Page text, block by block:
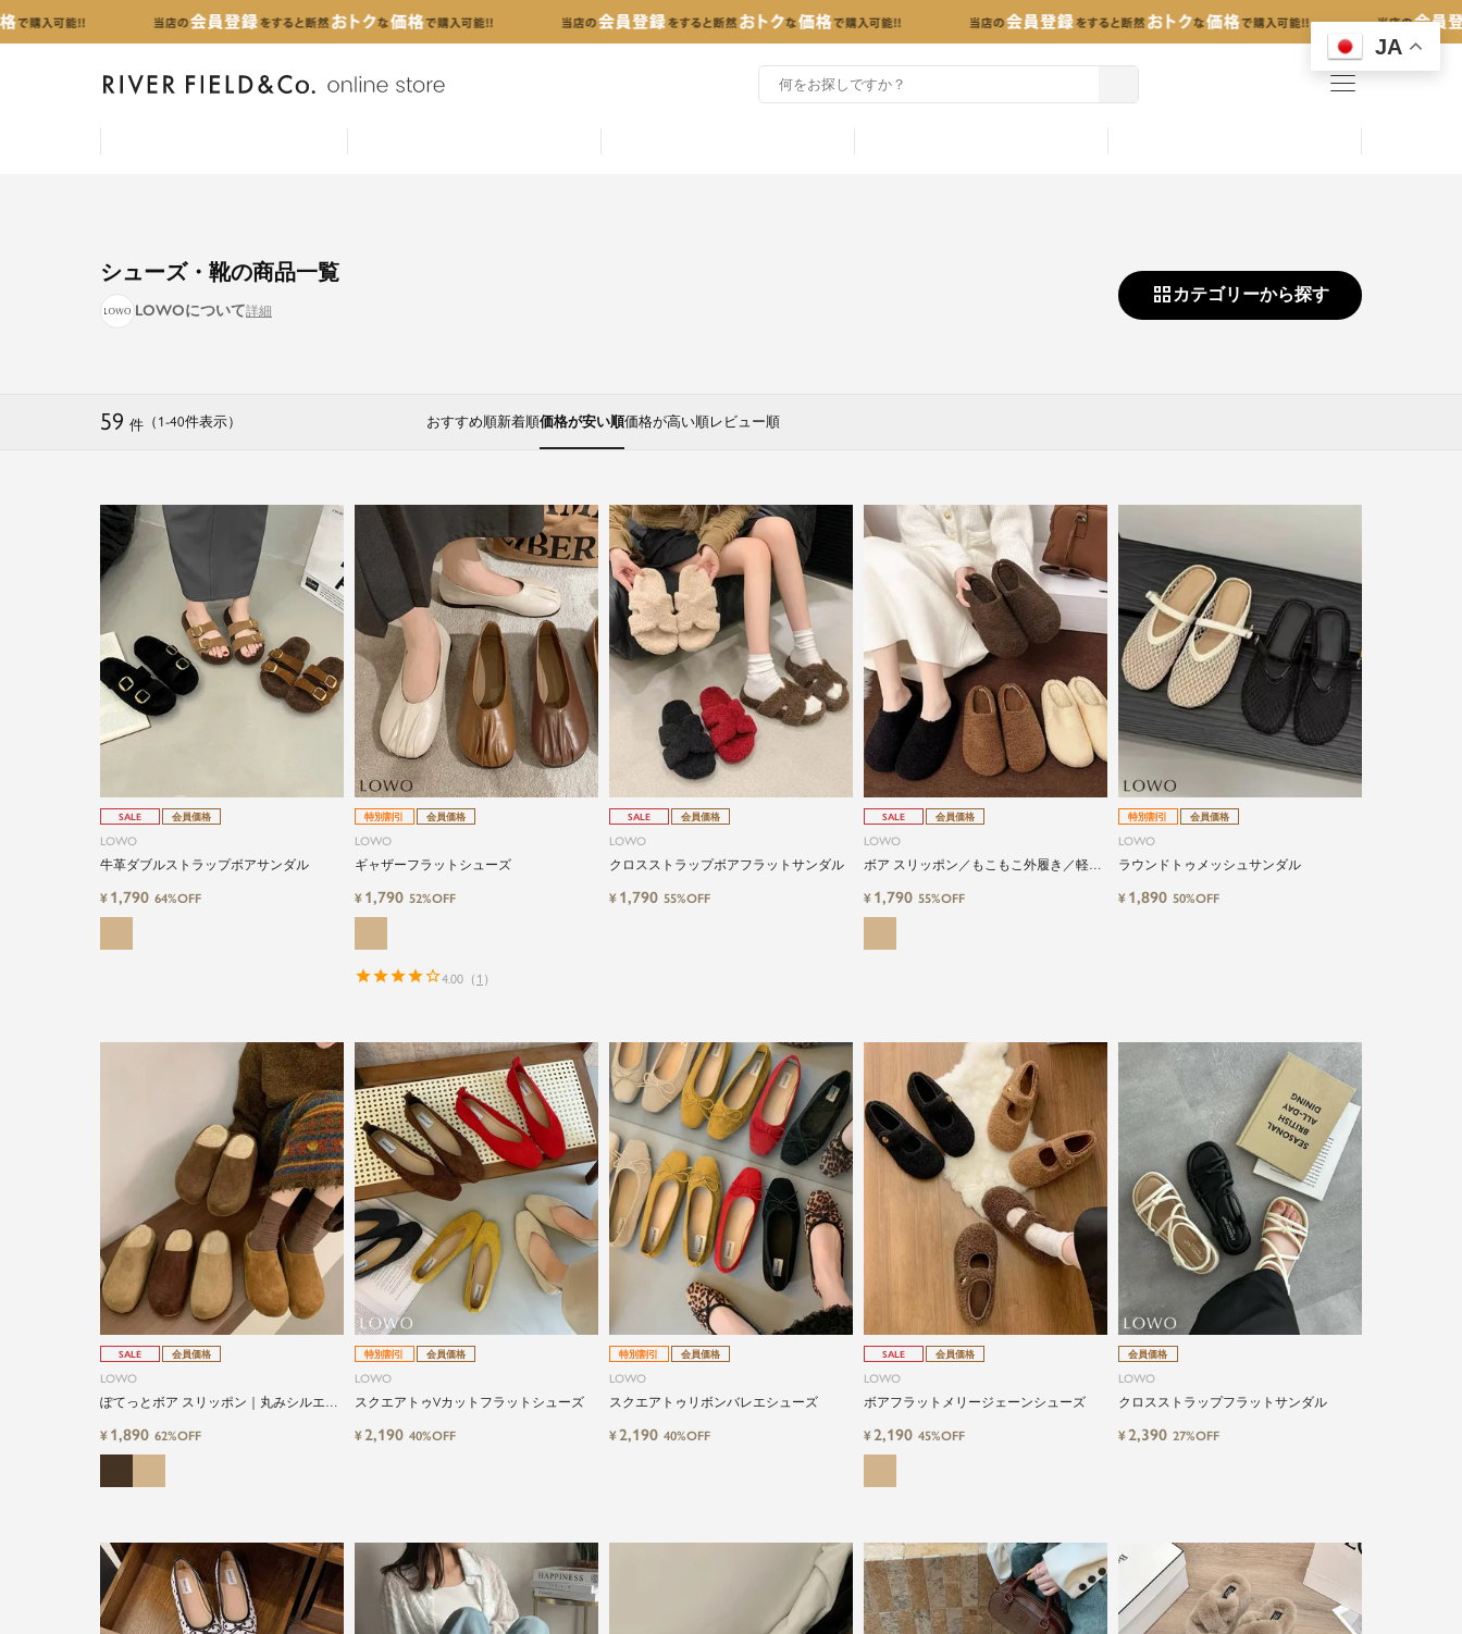
JA
menu
シューズ・靴の商品一覧
LOWOについて
カテゴリーから探す
59 件 （1-40件表示） おすすめ順新着順価格が安い順価格が高い順レビュー順
SALE 会員価格
LOWO
牛革ダブルストラップボアサンダル
¥ 1,790 64%OFF
特別割引 会員価格
LOWO
ギャザーフラットシューズ
¥ 1,790 52%OFF
4.00 （ 1 ）
SALE 会員価格
LOWO
クロスストラップボアフラットサンダル
¥ 1,790 55%OFF
SALE 会員価格
LOWO
ボア スリッポン／もこもこ外履き／軽量
¥ 1,790 55%OFF
特別割引 会員価格
LOWO
ラウンドトゥメッシュサンダル
¥ 1,890 50%OFF
SALE 会員価格
LOWO
ぽてっとボア スリッポン｜丸みシルエッ
¥ 1,890 62%OFF
特別割引 会員価格
LOWO
スクエアトゥVカットフラットシューズ
¥2,190 40%OFF
特別割引 会員価格
LOWO
スクエアトゥリボンバレエシューズ
¥2,190 40%OFF
SALE 会員価格
LOWO
ボアフラットメリージェーンシューズ
¥2,190 45%OFF
会員価格
LOWO
クロスストラップフラットサンダル
¥2,390 27%OFF